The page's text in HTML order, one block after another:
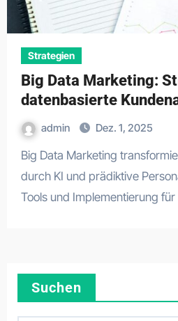
Strategien
Big Data Marketing:
datenbasierte
admin Dez. 1, 2025
Big Data Marketing transformiert Kundenanalyse
durch KI und prädiktive
Tools und Implementierung
Suchen